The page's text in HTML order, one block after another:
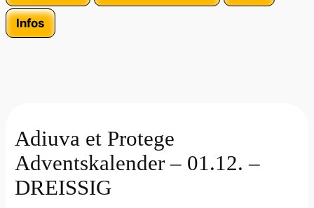
Infos
Adiuva et Protege
Adventskalender – 01.12. –
DREISSIG